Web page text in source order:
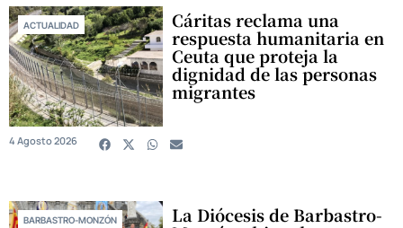
ACTUALIDAD Cáritas reclama una
respuesta humanitaria en
Ceuta que proteja la
dignidad de las personas
migrantes
4 Agosto 2026
BARBASTRO-MONZÓN La Diócesis de Barbastro-